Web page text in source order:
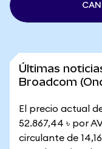
Últimas
Broadcom
El precio actual
52.867,44 ৳ por
circulante de